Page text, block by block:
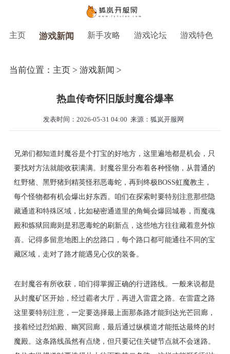
主页 游戏新闻 新手攻略 游戏论坛 游戏特色
当前位置： 主页> 游戏新闻 >
热血传奇怀旧版封魔谷爆率
发表时间：2026-05-31 04:00 来源：狐岚开服网
兄弟们都知道封魔谷是个打宝的好地方，这里遍地都是机会，只
要找对方法就能收获满满。封魔谷里分布着各种怪物，从普通的
红野猪、黑野猪到精英怪邪恶毒蛇，再到终极BOSS虹魔教主，
每个怪物都有机会爆出好东西。咱们在探索时要特别注意那些隐
藏通道和特殊区域，比如秘密通道里的角蝇会爆回城卷，而魔魂
殿和炼狱回廊则是邪恶毒蛇的刷新点，这些地方往往藏着意外惊
喜。记得多留意地图上的岔路口，每个路口都可能通往不同的宝
藏区域，走对了路才能遇见心仪的装备。
在封魔谷有所收获，咱们得掌握正确的行进路线。一般来说都是
从封魔矿区开始，经过霸者大厅，再进入雷霆之路。在雷霆之路
这里要特别注意，一定要选择最上面那条路才能到达光芒回廊，
接着经过烈焰殿、幽冥回廊，最后通过纵横道才能抵达最终的封
魔殿。这条路线虽然有点绕，但只要记住关键节点就不会迷路。